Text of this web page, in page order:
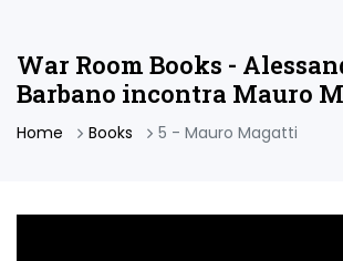
War Room Books -
Barbano incontra Mauro
Home Books 5 - Mauro Magatti